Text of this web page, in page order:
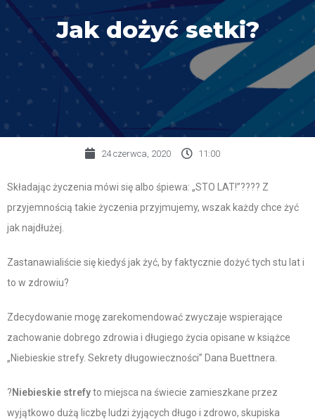
Jak dożyć setki?
24 czerwca, 2020 11:00
Składając życzenia mówi się albo śpiewa: „STO LAT!”?‍??‍? Z
przyjemnością takie życzenia przyjmujemy, wszak każdy chce żyć
jak najdłużej.
Zastanawialiście się kiedyś jak żyć, by faktycznie dożyć tych stu lat i
to w zdrowiu?
Zdecydowanie mogę zarekomendować zwyczaje wspierające
zachowanie dobrego zdrowia i długiego życia opisane w książce
„Niebieskie strefy. Sekrety długowieczności” Dana Buettnera.
?Niebieskie strefyto miejsca na świecie zamieszkane przez
wyjątkowo dużą liczbę ludzi żyjących długo i zdrowo, skupiska